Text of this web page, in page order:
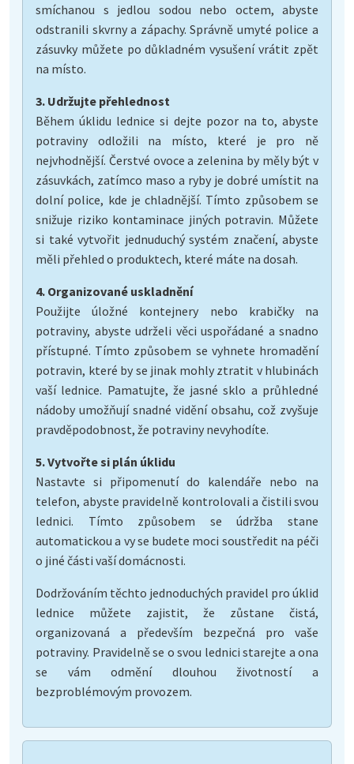
smíchanou s jedlou sodou nebo octem, abyste
odstranili skvrny a zápachy. Správně umyté police a
zásuvky můžete po důkladném vysušení vrátit zpět
na místo.
3. Udržujte přehlednost
Během úklidu lednice si dejte pozor na to, abyste
potraviny odložili na místo, které je pro ně
nejvhodnější. Čerstvé ovoce a zelenina by měly být v
zásuvkách, zatímco maso a ryby je dobré umístit na
dolní police, kde je chladnější. Tímto způsobem se
snižuje riziko kontaminace jiných potravin. Můžete
si také vytvořit jednuduchý systém značení, abyste
měli přehled o produktech, které máte na dosah.
4. Organizované uskladnění
Použijte úložné kontejnery nebo krabičky na
potraviny, abyste udrželi věci uspořádané a snadno
přístupné. Tímto způsobem se vyhnete hromadění
potravin, které by se jinak mohly ztratit v hlubinách
vaší lednice. Pamatujte, že jasné sklo a průhledné
nádoby umožňují snadné vidění obsahu, což zvyšuje
pravděpodobnost, že potraviny nevyhodíte.
5. Vytvořte si plán úklidu
Nastavte si připomenutí do kalendáře nebo na
telefon, abyste pravidelně kontrolovali a čistili svou
lednici. Tímto způsobem se údržba stane
automatickou a vy se budete moci soustředit na péči
o jiné části vaší domácnosti.
Dodržováním těchto jednoduchých pravidel pro úklid
lednice můžete zajistit, že zůstane čistá,
organizovaná a především bezpečná pro vaše
potraviny. Pravidelně se o svou lednici starejte a ona
se vám odmění dlouhou životností a
bezproblémovým provozem.